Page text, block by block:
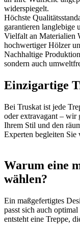
widerspiegelt.
Höchste
garantieren langlebige
Vielfalt an Materialien
hochwertiger Hölzer
Nachhaltige Produktion
sondern auch
Einzigartige
Bei Truskat ist jede
oder extravagant – wir
Ihrem Stil und den
Experten begleiten Sie
Warum eine
wählen?
Ein maßgefertigtes
passt sich auch
entsteht eine Treppe,